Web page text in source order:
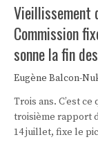
Vieillissement
Commission
sonne la fin
Eugène Balcon-
Trois ans. C’est
troisième rapport
14 juillet, fixe le